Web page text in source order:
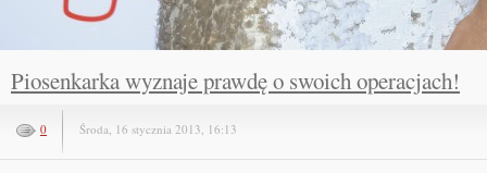
Piosenkarka wyznaje prawdę o swoich operacjach!
0 Środa, 16 stycznia 2013, 16:13